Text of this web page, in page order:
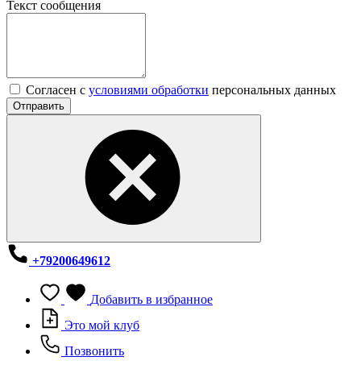
Текст сообщения
Согласен с условиями обработки персональных данных
Отправить
+79200649612
Добавить в избранное
Это мой клуб
Позвонить